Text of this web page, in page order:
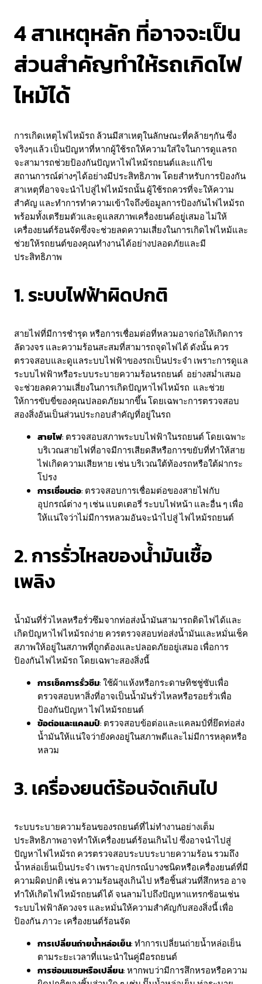
4 สาเหตุหลัก ที่อาจจะเป็น
ส่วนสำคัญทำให้รถเกิดไฟ
ไหม้ได้
การเกิดเหตุไฟไหม้รถ ล้วนมีสาเหตุในลักษณะที่คล้ายๆกัน ซึ่ง
จริงๆแล้ว เป็นปัญหาที่หากผู้ใช้รถให้ความใส่ใจในการดูแลรถ
จะสามารถช่วยป้องกันปัญหาไฟไหม้รถยนต์และแก้ไข
สถานการณ์ต่างๆได้อย่างมีประสิทธิภาพ โดยสำหรับการป้องกัน
สาเหตุที่อาจจะนำไปสู่ไฟไหม้รถนั้น ผู้ใช้รถควรที่จะให้ความ
สำคัญ และทำการทำความเข้าใจถึงข้อมูลการป้องกันไฟไหม้รถ
พร้อมทั้งเตรียมตัวและดูแลสภาพเครื่องยนต์อยู่เสมอ ไม่ให้
เครื่องยนต์ร้อนจัดซึ่งจะช่วยลดความเสี่ยงในการเกิดไฟไหม้และ
ช่วยให้รถยนต์ของคุณทำงานได้อย่างปลอดภัยและมี
ประสิทธิภาพ
1. ระบบไฟฟ้าผิดปกติ
สายไฟที่มีการชำรุด หรือการเชื่อมต่อที่หลวมอาจก่อให้เกิดการ
ลัดวงจร และความร้อนสะสมที่สามารถจุดไฟได้ ดังนั้น ควร
ตรวจสอบและดูแลระบบไฟฟ้าของรถเป็นประจำ เพราะการดูแล
ระบบไฟฟ้าหรือระบบระบายความร้อนรถยนต์ อย่างสม่ำเสมอ
จะช่วยลดความเสี่ยงในการเกิดปัญหาไฟไหม้รถ และช่วย
ให้การขับขี่ของคุณปลอดภัยมากขึ้น โดยเฉพาะการตรวจสอบ
สองสิ่งอันเป็นส่วนประกอบสำคัญที่อยู่ในรถ
สายไฟ: ตรวจสอบสภาพระบบไฟฟ้าในรถยนต์ โดยเฉพาะ
บริเวณสายไฟที่อาจมีการเสียดสีหรือการขยับที่ทำให้สาย
ไฟเกิดความเสียหาย เช่น บริเวณใต้ท้องรถหรือใต้ฝากระ
โปรง
การเชื่อมต่อ: ตรวจสอบการเชื่อมต่อของสายไฟกับ
อุปกรณ์ต่าง ๆ เช่น แบตเตอรี่ ระบบไฟหน้า และอื่น ๆ เพื่อ
ให้แน่ใจว่าไม่มีการหลวมอันจะนำไปสู่ ไฟไหม้รถยนต์
2. การรั่วไหลของน้ำมันเชื้อ
เพลิง
น้ำมันที่รั่วไหลหรือรั่วซึมจากท่อส่งน้ำมันสามารถติดไฟได้และ
เกิดปัญหาไฟไหม้รถง่าย ควรตรวจสอบท่อส่งน้ำมันและหมั่นเช็ค
สภาพให้อยู่ในสภาพที่ถูกต้องและปลอดภัยอยู่เสมอ เพื่อการ
ป้องกันไฟไหม้รถ โดยเฉพาะสองสิ่งนี้
การเช็คการรั่วซึม: ใช้ผ้าแห้งหรือกระดาษทิชชู่ซับเพื่อ
ตรวจสอบหาสิ่งที่อาจเป็นน้ำมันรั่วไหลหรือรอยรั่วเพื่อ
ป้องกันปัญหา ไฟไหม้รถยนต์
ข้อต่อและแคลมป์: ตรวจสอบข้อต่อและแคลมป์ที่ยึดท่อส่ง
น้ำมันให้แน่ใจว่ายังคงอยู่ในสภาพดีและไม่มีการหลุดหรือ
หลวม
3. เครื่องยนต์ร้อนจัดเกินไป
ระบบระบายความร้อนของรถยนต์ที่ไม่ทำงานอย่างเต็ม
ประสิทธิภาพอาจทำให้เครื่องยนต์ร้อนเกินไป ซึ่งอาจนำไปสู่
ปัญหาไฟไหม้รถ ควรตรวจสอบระบบระบายความร้อน รวมถึง
น้ำหล่อเย็นเป็นประจำ เพราะอุปกรณ์บางชนิดหรือเครื่องยนต์ที่มี
ความผิดปกติ เช่น ความร้อนสูงเกินไป หรือชิ้นส่วนที่สึกหรอ อาจ
ทำให้เกิดไฟไหม้รถยนต์ได้ จนลามไปถึงปัญหาแทรกซ้อนเช่น
ระบบไฟฟ้าลัดวงจร และหมั่นให้ความสำคัญกับสองสิ่งนี้ เพื่อ
ป้องกัน ภาวะ เครื่องยนต์ร้อนจัด
การเปลี่ยนถ่ายน้ำหล่อเย็น: ทำการเปลี่ยนถ่ายน้ำหล่อเย็น
ตามระยะเวลาที่แนะนำในคู่มือรถยนต์
การซ่อมแซมหรือเปลี่ยน: หากพบว่ามีการสึกหรอหรือความ